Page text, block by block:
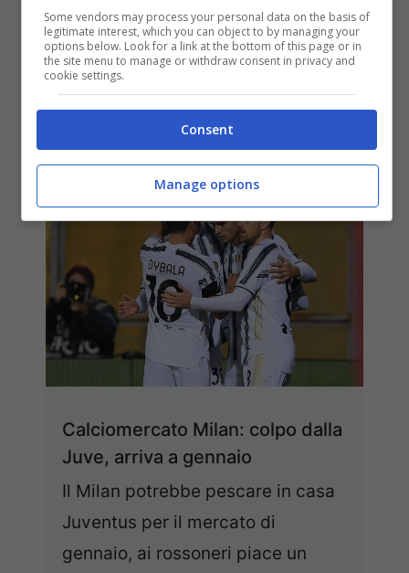
Milan, intervista a Tonali ...Leggi
tutto
08/12/2020
Calciomercato Milan: colpo dalla
Juve, arriva a gennaio
Il Milan potrebbe pescare in casa
Juventus per il mercato di
gennaio, ai rossoneri piace un
Some vendors may process your personal data on the basis of
legitimate interest, which you can object to by managing your
options below. Look for a link at the bottom of this page or in
the site menu to manage or withdraw consent in privacy and
cookie settings.
Consent
Manage options